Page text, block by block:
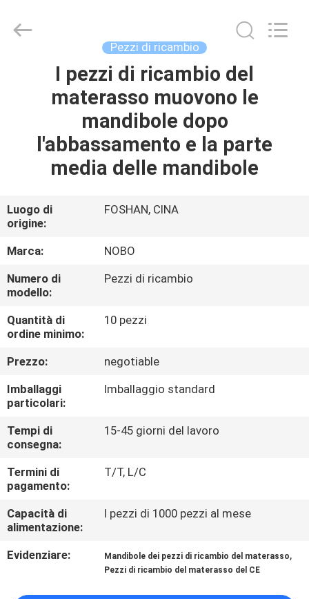
PRODOTTI
FATORY
TOUR
CONTROLLO
DI
QUALITÀ
CONTATTACI
NOTIZIE
TUTTI
CASI
Ltd..
Pezzi di ricambio
I pezzi di ricambio del
materasso muovono le
mandibole dopo
l'abbassamento e la parte
media delle mandibole
Luogo di
origine:
FOSHAN, CINA
Marca:
NOBO
Numero di
modello:
Pezzi di ricambio
Quantità di
ordine minimo:
10 pezzi
Prezzo:
negotiable
Imballaggi
particolari:
Imballaggio standard
Tempi di
consegna:
15-45 giorni del lavoro
Termini di
pagamento:
T/T, L/C
Capacità di
alimentazione:
I pezzi di 1000 pezzi al mese
Evidenziare: Mandibole dei pezzi di ricambio del materasso,
Pezzi di ricambio del materasso del CE